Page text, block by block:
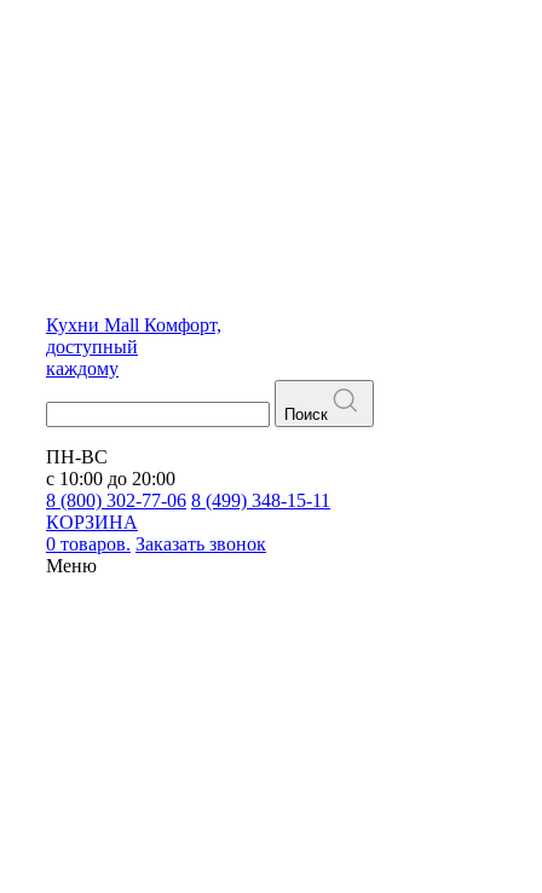
Кухни Mall Комфорт,
доступный
каждому
Поиск
ПН-ВС
с 10:00 до 20:00
8 (800) 302-77-06 8 (499) 348-15-11
КОРЗИНА
0 товаров. Заказать звонок
Меню